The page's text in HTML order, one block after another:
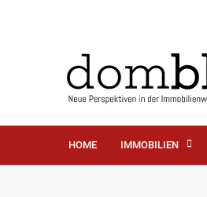
HOME IMMOBILIEN